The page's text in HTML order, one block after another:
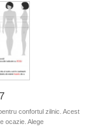
confortul zilnic. Acest
ocazie. Alege